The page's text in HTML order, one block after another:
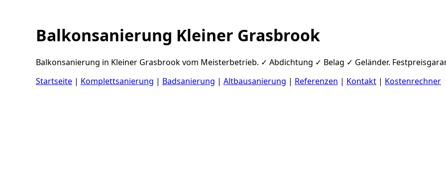
Balkonsanierung Kleiner Grasbrook
Balkonsanierung in Kleiner Grasbrook vom Meisterbetrieb. ✓ Abdichtung ✓ Belag ✓ Geländer.
Startseite | Komplettsanierung | Badsanierung | Altbausanierung | Referenzen | Kontakt | Kostenrechner